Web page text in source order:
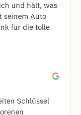
und hält, was
seinem Auto
für die tolle
Schlüssel